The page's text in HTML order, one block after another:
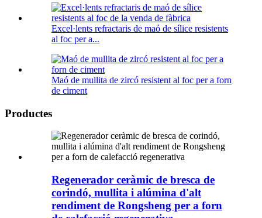
Excel·lents refractaris de maó de sílice resistents
al foc per a...
Maó de mullita de zircó resistent al foc per a forn
de ciment
Productes
Regenerador ceràmic de bresca de
corindó, mullita i alúmina d'alt
rendiment de Rongsheng per a forn